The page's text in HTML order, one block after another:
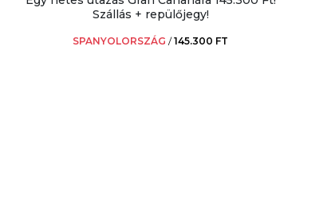
Szállás + repülőjegy!
SPANYOLORSZÁG /145.300 FT